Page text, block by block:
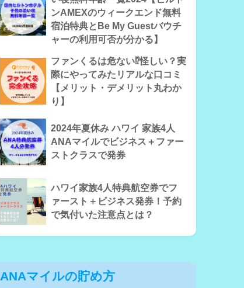
ンAMEXのウィークエンド無料
宿泊特典とBe My Guestバウチ
ャーの利用可否が分かる】
ファンくるは危ない⁉怪しい？実
際にやってみたリアルな口コミ
【メリット・デメリット丸わか
り】
2024年夏休み ハワイ 家族4人
ANAマイルでビジネス＋ファー
ストクラスで発券
ハワイ家族4人特典航空券でフ
ァースト＋ビジネス発券！予約
で気付いた注意点とは？
ANAマイルの貯め方